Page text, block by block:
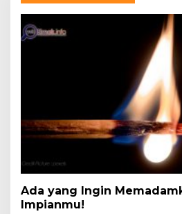
Ada yang Ingin
Impianmu!